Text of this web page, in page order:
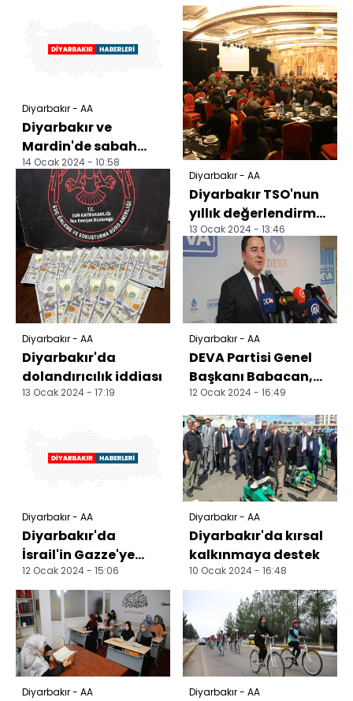
Diyarbakır - AA
Diyarbakır ve
Mardin'de sabah
namazında şehitler
için dua edildi
14 Ocak 2024 - 10:58
Diyarbakır - AA
Diyarbakır'da
dolandırıcılık iddiası
13 Ocak 2024 - 17:19
Diyarbakır - AA
Diyarbakır TSO'nun
yıllık değerlendirme
toplantısı yapıldı
13 Ocak 2024 - 13:46
Diyarbakır - AA
DEVA Partisi Genel
Başkanı Babacan,
Diyarbakır'da
konuştu:
12 Ocak 2024 - 16:49
Diyarbakır - AA
Diyarbakır'da
İsrail'in Gazze'ye
yönelik saldırıları
protesto edildi
12 Ocak 2024 - 15:06
Diyarbakır - AA
Diyarbakır'da kırsal
kalkınmaya destek
10 Ocak 2024 - 16:48
Diyarbakır - AA Diyarbakır - AA